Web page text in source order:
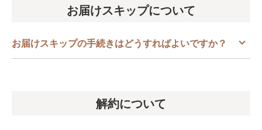
お届けスキップについて
お届けスキップの手続きはどうすればよいですか？
解約について